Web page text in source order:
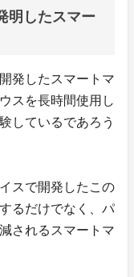
明したスマー
発したスマートマ
スを長時間使用し
しているであろう
スで開発したこの
るだけでなく、パ
されるスマートマ